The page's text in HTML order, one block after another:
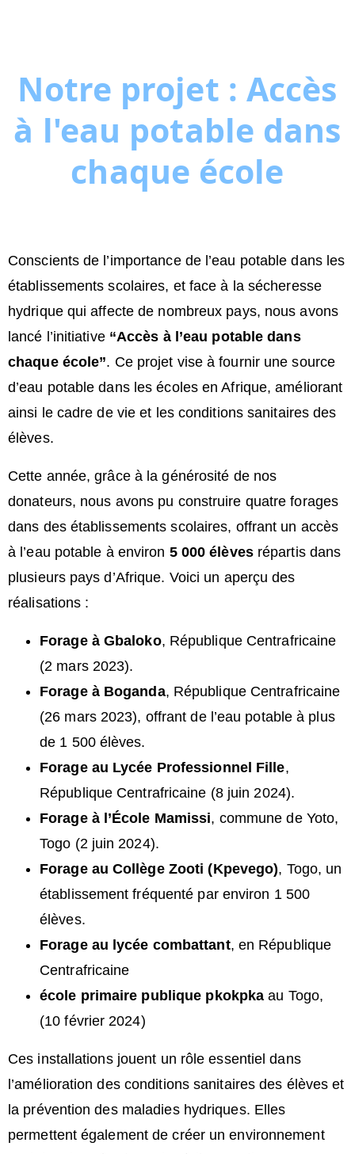
Notre projet : Accès
à l'eau potable dans
chaque école
Conscients de l’importance de l’eau potable dans les
établissements scolaires, et face à la sécheresse
hydrique qui affecte de nombreux pays, nous avons
lancé l’initiative “Accès à l’eau potable dans
chaque école”. Ce projet vise à fournir une source
d’eau potable dans les écoles en Afrique, améliorant
ainsi le cadre de vie et les conditions sanitaires des
élèves.
Cette année, grâce à la générosité de nos
donateurs, nous avons pu construire quatre forages
dans des établissements scolaires, offrant un accès
à l’eau potable à environ 5 000 élèvesrépartis dans
plusieurs pays d’Afrique. Voici un aperçu des
réalisations :
Forage à Gbaloko, République Centrafricaine
(2 mars 2023).
Forage à Boganda, République Centrafricaine
(26 mars 2023), offrant de l’eau potable à plus
de 1 500 élèves.
Forage au Lycée Professionnel Fille,
République Centrafricaine (8 juin 2024).
Forage à l’École Mamissi, commune de Yoto,
Togo (2 juin 2024).
Forage au Collège Zooti (Kpevego), Togo, un
établissement fréquenté par environ 1 500
élèves.
Forage au lycée combattant, en République
Centrafricaine
école primaire publique pkokpka au Togo,
(10 février 2024)
Ces installations jouent un rôle essentiel dans
l’amélioration des conditions sanitaires des élèves et
la prévention des maladies hydriques. Elles
permettent également de créer un environnement